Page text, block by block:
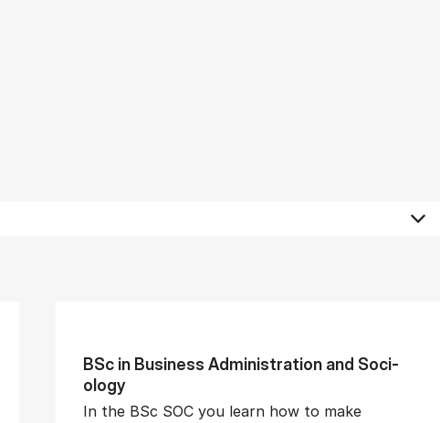
BSc in Busi­ness Ad­min­is­tra­tion and So­ci­
ology
In the BSc SOC you learn how to make